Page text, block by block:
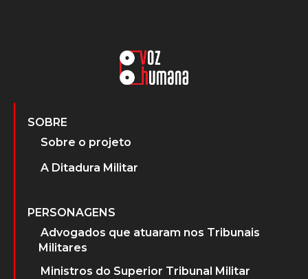
SOBRE
Sobre o projeto
A Ditadura Militar
PERSONAGENS
Advogados que atuaram nos Tribunais
Militares
Ministros do Superior Tribunal Militar